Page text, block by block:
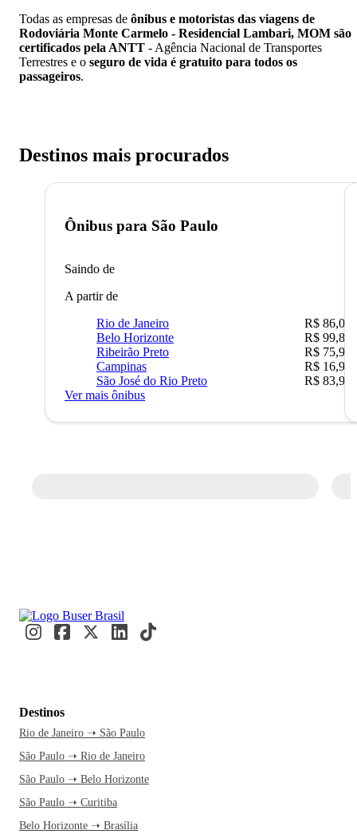
Todas as empresas de ônibus e motoristas das viagens de
Rodoviária Monte Carmelo - Residencial Lambari, MOM são
certificados pela ANTT - Agência Nacional de Transportes
Terrestres e o seguro de vida é gratuito para todos os
passageiros.
Destinos mais procurados
Ônibus para São Paulo
Saindo de
A partir de
Rio de Janeiro
R$ 86,00
Belo Horizonte
R$ 99,89
Ribeirão Preto
R$ 75,90
Campinas
R$ 16,90
São José do Rio Preto
R$ 83,90
Ver mais ônibus
Destinos
Rio de Janeiro ➝ São Paulo
São Paulo ➝ Rio de Janeiro
São Paulo ➝ Belo Horizonte
São Paulo ➝ Curitiba
Belo Horizonte ➝ Brasília